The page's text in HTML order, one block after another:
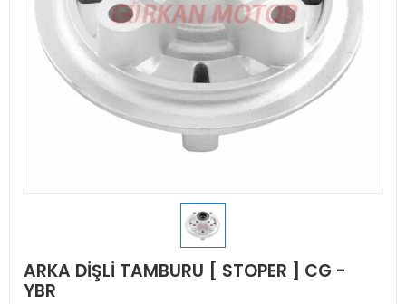
ARKA DİŞLİ TAMBURU [ STOPER ] CG -
YBR